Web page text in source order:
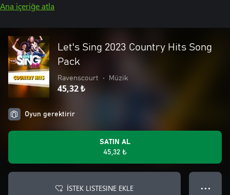
Ana içeriğe atla
Let's Sing 2023 Country Hits Song
Pack
Ravenscourt • Müzik
45,32 ₺
Oyun gerektirir
SATIN AL
45,32 ₺
İSTEK LISTESINE EKLE ● ● ●